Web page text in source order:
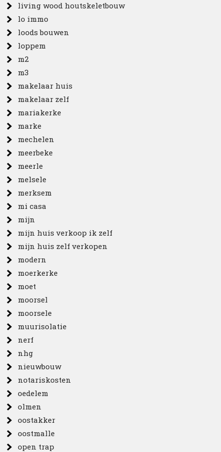
living wood houtskeletbouw
lo immo
loods bouwen
loppem
m2
m3
makelaar huis
makelaar zelf
mariakerke
marke
mechelen
meerbeke
meerle
melsele
merksem
mi casa
mijn
mijn huis verkoop ik zelf
mijn huis zelf verkopen
modern
moerkerke
moet
moorsel
moorsele
muurisolatie
nerf
nhg
nieuwbouw
notariskosten
oedelem
olmen
oostakker
oostmalle
open trap